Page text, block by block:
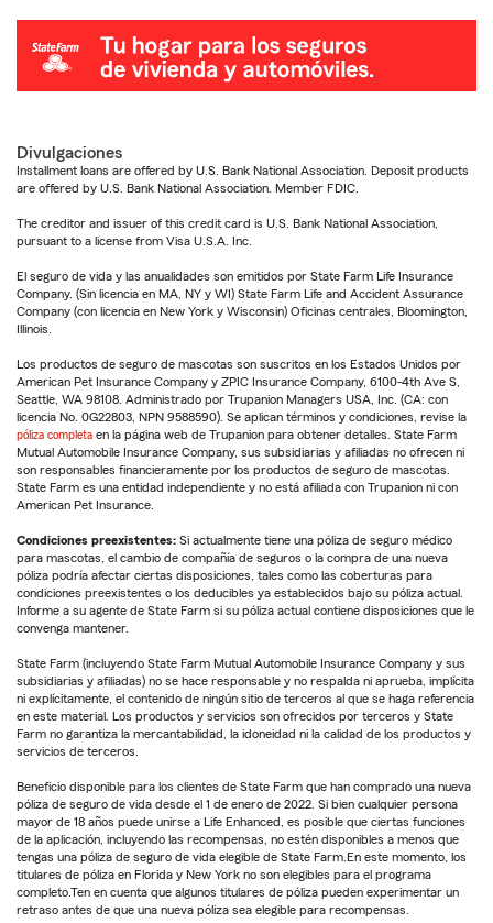
Divulgaciones
Installment loans are offered by U.S. Bank National Association. Deposit products
are offered by U.S. Bank National Association. Member FDIC.
The creditor and issuer of this credit card is U.S. Bank National Association,
pursuant to a license from Visa U.S.A. Inc.
El seguro de vida y las anualidades son emitidos por State Farm Life Insurance
Company. (Sin licencia en MA, NY y WI) State Farm Life and Accident Assurance
Company (con licencia en New York y Wisconsin) Oficinas centrales, Bloomington,
Illinois.
Los productos de seguro de mascotas son suscritos en los Estados Unidos por
American Pet Insurance Company y ZPIC Insurance Company, 6100-4th Ave S,
Seattle, WA 98108. Administrado por Trupanion Managers USA, Inc. (CA: con
licencia No. 0G22803, NPN 9588590). Se aplican términos y condiciones, revise la
póliza completa en la página web de Trupanion para obtener detalles. State Farm
Mutual Automobile Insurance Company, sus subsidiarias y afiliadas no ofrecen ni
son responsables financieramente por los productos de seguro de mascotas.
State Farm es una entidad independiente y no está afiliada con Trupanion ni con
American Pet Insurance.
Condiciones preexistentes: Si actualmente tiene una póliza de seguro médico
para mascotas, el cambio de compañía de seguros o la compra de una nueva
póliza podría afectar ciertas disposiciones, tales como las coberturas para
condiciones preexistentes o los deducibles ya establecidos bajo su póliza actual.
Informe a su agente de State Farm si su póliza actual contiene disposiciones que le
convenga mantener.
State Farm (incluyendo State Farm Mutual Automobile Insurance Company y sus
subsidiarias y afiliadas) no se hace responsable y no respalda ni aprueba, implícita
ni explícitamente, el contenido de ningún sitio de terceros al que se haga referencia
en este material. Los productos y servicios son ofrecidos por terceros y State
Farm no garantiza la mercantabilidad, la idoneidad ni la calidad de los productos y
servicios de terceros.
Beneficio disponible para los clientes de State Farm que han comprado una nueva
póliza de seguro de vida desde el 1 de enero de 2022. Si bien cualquier persona
mayor de 18 años puede unirse a Life Enhanced, es posible que ciertas funciones
de la aplicación, incluyendo las recompensas, no estén disponibles a menos que
tengas una póliza de seguro de vida elegible de State Farm.En este momento, los
titulares de póliza en Florida y New York no son elegibles para el programa
completo.Ten en cuenta que algunos titulares de póliza pueden experimentar un
retraso antes de que una nueva póliza sea elegible para recompensas.